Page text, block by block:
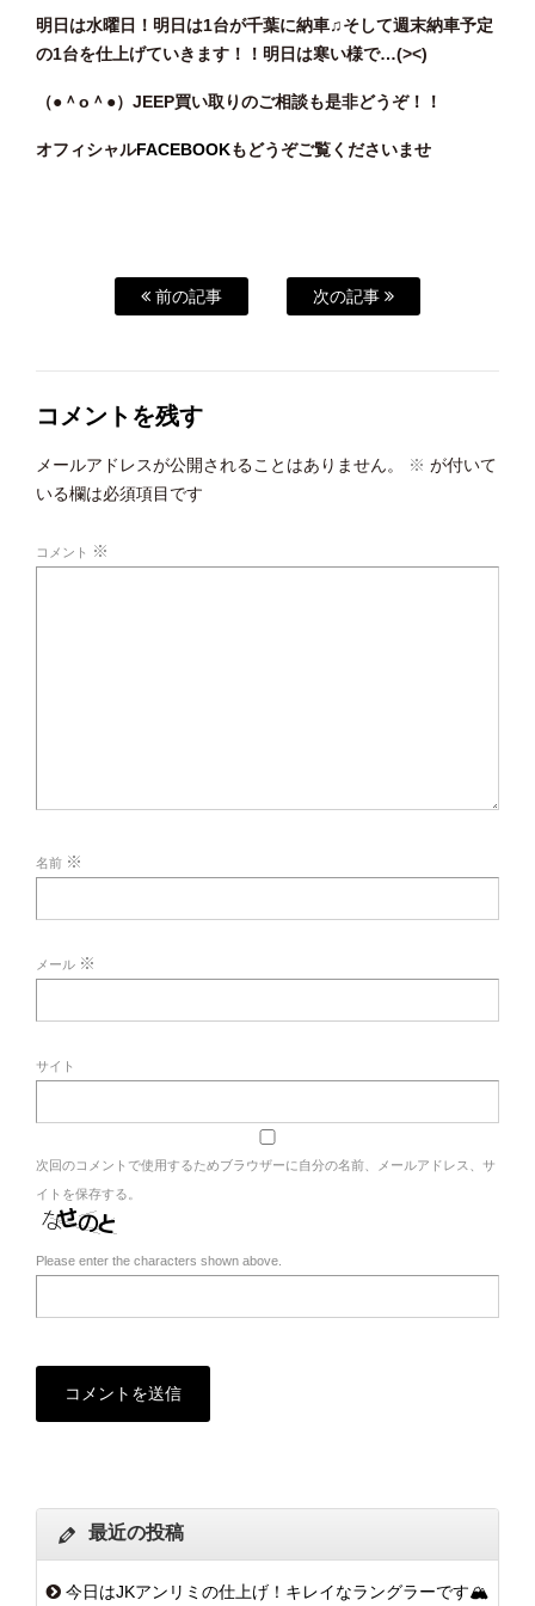
明日は水曜日！明日は1台が千葉に納車♫そして週末納車予定
の1台を仕上げていきます！！明日は寒い様で…(><)
（●＾o ＾●）JEEP買い取りのご相談も是非どうぞ！！
オフィシャルFACEBOOKもどうぞご覧くださいませ
前の記事 次の記事
コメントを残す
メールアドレスが公開されることはありません。 ※ が付いて
いる欄は必須項目です
コメント ※
名前 ※
メール ※
サイト
次回のコメントで使用するためブラウザーに自分の名前、メールアドレス、サ
イトを保存する。
Please enter the characters shown above.
最近の投稿
今日はJKアンリミの仕上げ！キレイなラングラーです🏔